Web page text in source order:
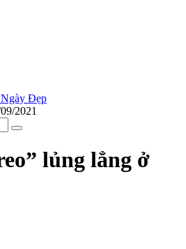
Ngày Đẹp
2021
lủng lẳng ở